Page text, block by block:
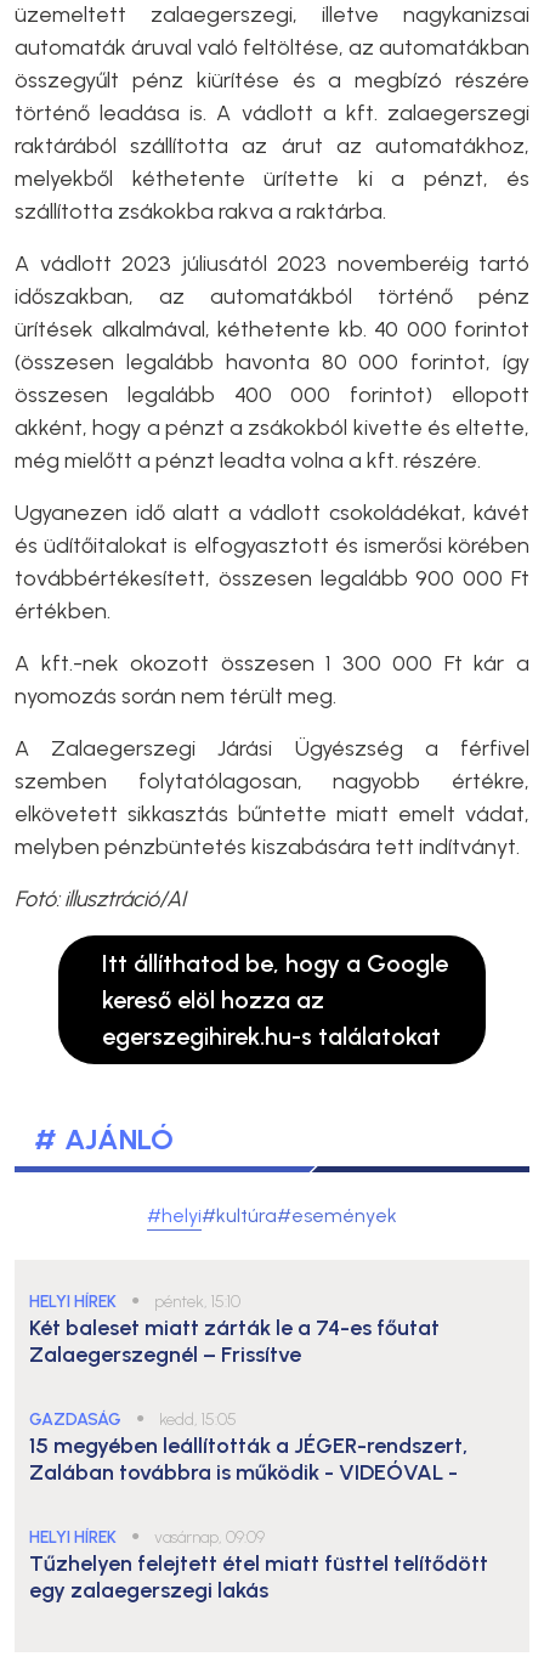
üzemeltett zalaegerszegi, illetve nagykanizsai
automaták áruval való feltöltése, az automatákban
összegyűlt pénz kiürítése és a megbízó részére
történő leadása is. A vádlott a kft. zalaegerszegi
raktárából szállította az árut az automatákhoz,
melyekből kéthetente ürítette ki a pénzt, és
szállította zsákokba rakva a raktárba.
A vádlott 2023 júliusától 2023 novemberéig tartó
időszakban, az automatákból történő pénz
ürítések alkalmával, kéthetente kb. 40 000 forintot
(összesen legalább havonta 80 000 forintot, így
összesen legalább 400 000 forintot) ellopott
akként, hogy a pénzt a zsákokból kivette és eltette,
még mielőtt a pénzt leadta volna a kft. részére.
Ugyanezen idő alatt a vádlott csokoládékat, kávét
és üdítőitalokat is elfogyasztott és ismerősi körében
továbbértékesített, összesen legalább 900 000 Ft
értékben.
A kft.-nek okozott összesen 1 300 000 Ft kár a
nyomozás során nem térült meg.
A Zalaegerszegi Járási Ügyészség a férfivel
szemben folytatólagosan, nagyobb értékre,
elkövetett sikkasztás bűntette miatt emelt vádat,
melyben pénzbüntetés kiszabására tett indítványt.
Fotó: illusztráció/AI
Itt állíthatod be, hogy a Google
kereső elöl hozza az
egerszegihirek.hu-s találatokat
# AJÁNLÓ
#helyi#kultúra#események
HELYI HÍREK ● péntek, 15:10
Két baleset miatt zárták le a 74-es főutat
Zalaegerszegnél – Frissítve
GAZDASÁG ● kedd, 15:05
15 megyében leállították a JÉGER-rendszert,
Zalában továbbra is működik - VIDEÓVAL -
HELYI HÍREK ● vasárnap, 09:09
Tűzhelyen felejtett étel miatt füsttel telítődött
egy zalaegerszegi lakás